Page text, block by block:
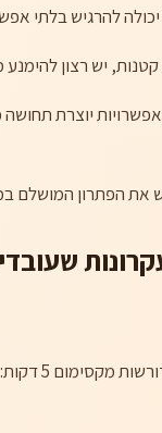
להרגיש בלתי
יש רצון
יוצרת
את הפתרון המושלם
מקסימום 5 דקות: